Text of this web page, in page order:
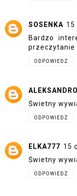
SOSENKA 15
Bardzo
przeczytanie
ODPOWIEDZ
Świetny
ODPOWIEDZ
ELKA777 15
Świetny
ODPOWIEDZ